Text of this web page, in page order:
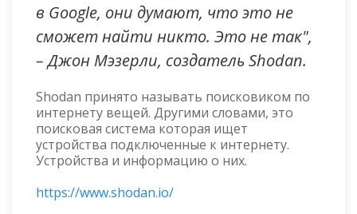
в Google, они думают, что это не
сможет найти никто. Это не так",
– Джон Мэзерли, создатель Shodan.
Shodan принято называть поисковиком по
интернету вещей. Другими словами, это
поисковая система которая ищет
устройства подключенные к интернету.
Устройства и информацию о них.
https://www.shodan.io/